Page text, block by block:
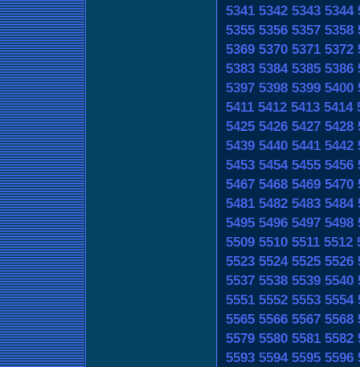
5341 5342 5343 5344
5355 5356 5357 5358
5369 5370 5371 5372
5383 5384 5385 5386
5397 5398 5399 5400
5411 5412 5413 5414
5425 5426 5427 5428
5439 5440 5441 5442
5453 5454 5455 5456
5467 5468 5469 5470
5481 5482 5483 5484
5495 5496 5497 5498
5509 5510 5511 5512
5523 5524 5525 5526
5537 5538 5539 5540
5551 5552 5553 5554
5565 5566 5567 5568
5579 5580 5581 5582
5593 5594 5595 5596